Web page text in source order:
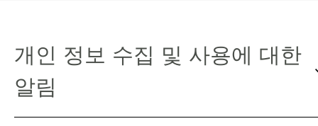
개인 정보 수집 및 사용에 대한
알림